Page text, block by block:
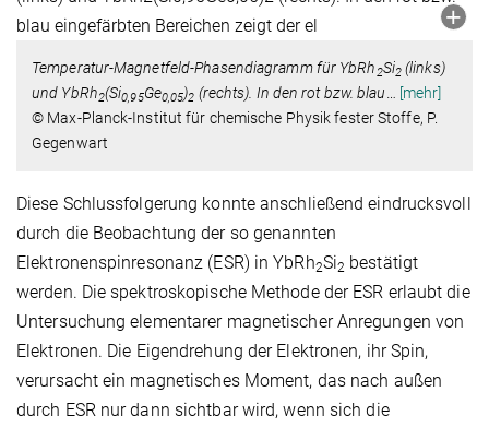
Temperatur-Magnetfeld-Phasendiagramm für YbRh2Si2(links)
und YbRh2(Si0,95Ge0,05)2 (rechts). In den rot bzw. blau… [mehr]
© Max-Planck-Institut für chemische Physik fester Stoffe, P.
Gegenwart
Diese Schlussfolgerung konnte anschließend eindrucksvoll
durch die Beobachtung der so genannten
Elektronenspinresonanz (ESR) in YbRh2Si2 bestätigt
werden. Die spektroskopische Methode der ESR erlaubt die
Untersuchung elementarer magnetischer Anregungen von
Elektronen. Die Eigendrehung der Elektronen, ihr Spin,
verursacht ein magnetisches Moment, das nach außen
durch ESR nur dann sichtbar wird, wenn sich die